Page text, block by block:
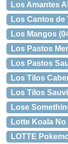
Los Amantes
Los Cantos de
Los Mangos
Los Pastos
Los Pastos
Los Tilos
Los Tilos
Lose
Lotte Koala
LOTTE